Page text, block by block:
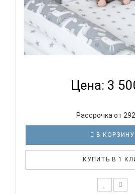
ВОМБАТИК CLASSIC
Цена: 3
Рассрочка от
В КОРЗИНУ
КУПИТЬ В 1